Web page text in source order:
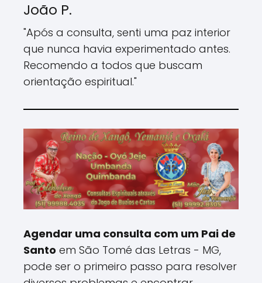
João P.
"Após a consulta, senti uma paz interior
que nunca havia experimentado antes.
Recomendo a todos que buscam
orientação espiritual."
Agendar uma consulta com um Pai de
Santo em São Tomé das Letras - MG,
pode ser o primeiro passo para resolver